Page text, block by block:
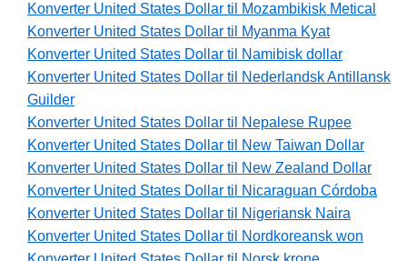
Konverter United States Dollar til Mozambikisk Metical
Konverter United States Dollar til Myanma Kyat
Konverter United States Dollar til Namibisk dollar
Konverter United States Dollar til Nederlandsk Antillansk
Guilder
Konverter United States Dollar til Nepalese Rupee
Konverter United States Dollar til New Taiwan Dollar
Konverter United States Dollar til New Zealand Dollar
Konverter United States Dollar til Nicaraguan Córdoba
Konverter United States Dollar til Nigeriansk Naira
Konverter United States Dollar til Nordkoreansk won